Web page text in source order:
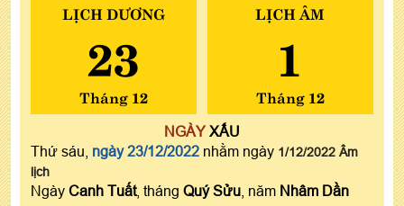
LỊCH DƯƠNG
23
Tháng 12
LỊCH ÂM
1
Tháng 12
NGÀYXẤU
Thứ sáu, ngày 23/12/2022 nhằm ngày 1/12/2022 Âm
lịch
Ngày Canh Tuất, tháng Quý Sửu , năm Nhâm Dần